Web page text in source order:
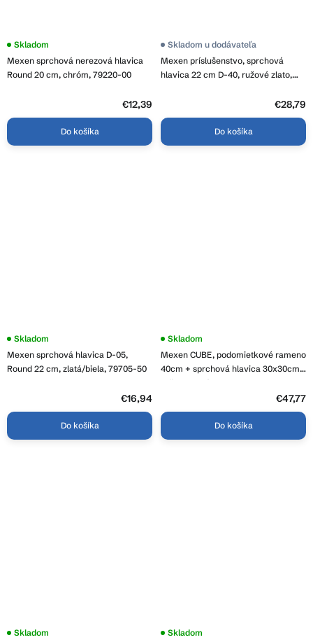
Mexen sprchová nerezová hlavica
Round 20 cm, chróm, 79220-00
Skladom
€12,39
Do košíka
Mexen príslušenstvo, sprchová
hlavica 22 cm D-40, ružové zlato,
Skladom u dodávateľa
€28,79
Do košíka
Mexen sprchová hlavica D-05,
Round 22 cm, zlatá/biela, 79705-50
Skladom
€16,94
Do košíka
Mexen CUBE, podomietkové rameno
40cm + sprchová hlavica 30x30cm,
ružovo-zlatá, 79112-60+79130-60
Skladom
€47,77
Do košíka
Skladom Skladom